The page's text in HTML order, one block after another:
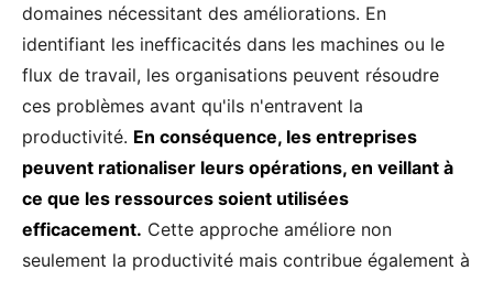
domaines nécessitant des améliorations. En
identifiant les inefficacités dans les machines ou le
flux de travail, les organisations peuvent résoudre
ces problèmes avant qu'ils n'entravent la
productivité. En conséquence, les entreprises
peuvent rationaliser leurs opérations, en veillant à
ce que les ressources soient utilisées
efficacement. Cette approche améliore non
seulement la productivité mais contribue également à